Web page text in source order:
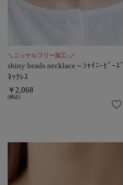
＼ニッケルフリー加工♪／
shiny beads necklace～ｼｬｲﾆｰﾋﾞｰｽﾞ
ﾈｯｸﾚｽ
￥2,068
(税込)